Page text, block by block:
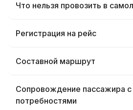
Что нельзя провозить в
Регистрация на рейс
Составной маршрут
Сопровождение пассажира
потребностями